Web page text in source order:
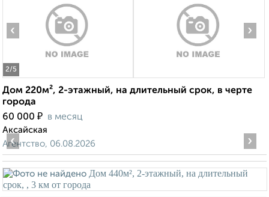
2/5
‹ ›
Дом 220м², 2-этажный, на длительный срок, в черте
города
60 000 ₽ в месяц
Аксайская
Агентство, 06.08.2026
‹ ›